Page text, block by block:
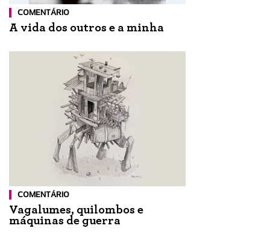
COMENTÁRIO
A vida dos outros e a minha
COMENTÁRIO
Vagalumes, quilombos e
máquinas de guerra